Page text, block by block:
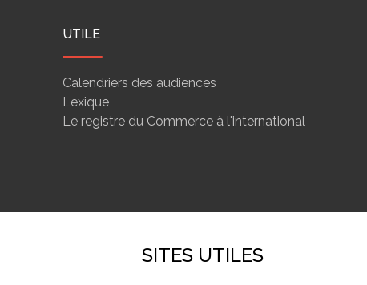
UTILE
Calendriers des audiences
Lexique
Le registre du Commerce à l'international
SITES UTILES